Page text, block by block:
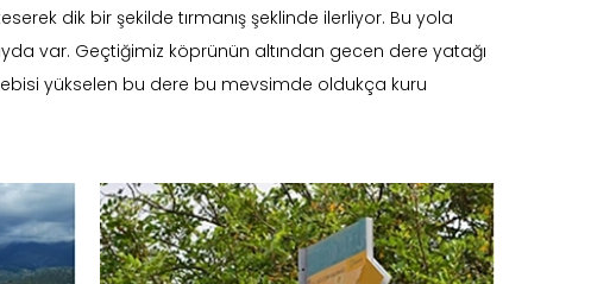
dik bir şekilde tırmanış şeklinde ilerliyor. Bu yola
var. Geçtiğimiz köprünün altından gecen dere yatağı
yükselen bu dere bu mevsimde oldukça kuru